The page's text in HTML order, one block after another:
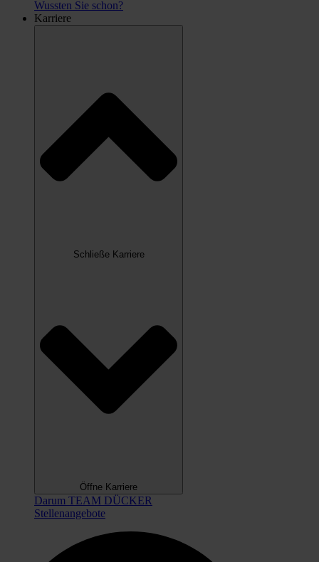
Wussten Sie schon?
Karriere
Schließe Karriere
Öffne Karriere
Darum TEAM DÜCKER
Stellenangebote